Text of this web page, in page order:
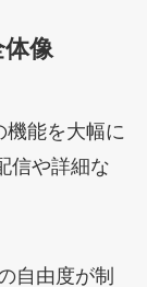
像
能を大幅に
信や詳細な
自由度が制